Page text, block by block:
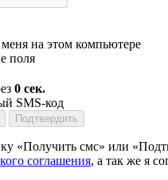
на этом компьютере
поля
0 сек.
SMS-код
Подтвердить
«Получить смс» или
соглашения, а так же я